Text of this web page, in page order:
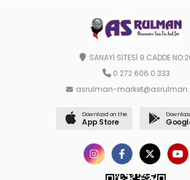
SANAYİ SİTESİ 9.CADDE
0 272 606 0 333
asrulman-
Download on the
App Store